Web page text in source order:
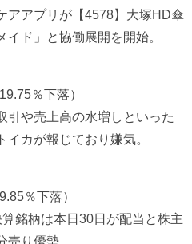
アアプリが【4578】大塚HD傘
ド」と協働展開を開始。
％下落）
引や売上高の水増しといった
カが報じており嫌気。
％下落）
銘柄は本日30日が配当と株主
り優勢。